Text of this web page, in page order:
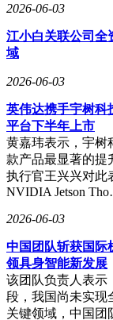
2026-06-03
江小白关联公司全
域
2026-06-03
英伟达携手宇树科
平台下半年上市
黄嘉玮表示，宇树
款产品最显著的提
执行官王兴兴对此
NVIDIA Jetson
2026-06-03
中国团队斩获国际
领具身智能新发展
该团队负责人表示
段，我国尚未实现
关键领域，中国团